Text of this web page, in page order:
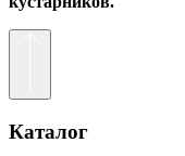
Каталог